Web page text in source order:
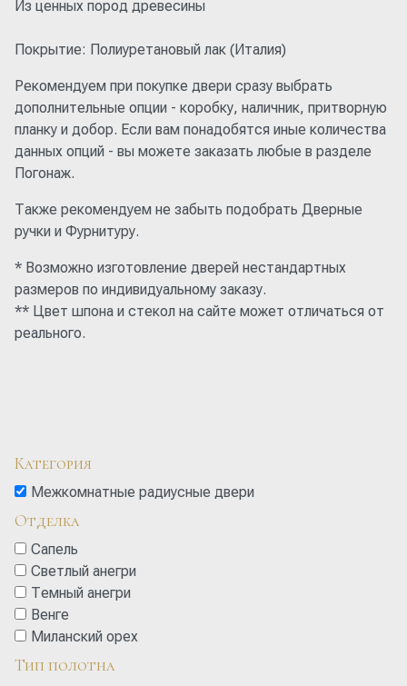
Из ценных пород древесины
Покрытие: Полиуретановый лак (Италия)
Рекомендуем при покупке двери сразу выбрать
дополнительные опции - коробку, наличник, притворную
планку и добор. Если вам понадобятся иные количества
данных опций - вы можете заказать любые в разделе
Погонаж.
Также рекомендуем не забыть подобрать Дверные
ручки и Фурнитуру.
* Возможно изготовление дверей нестандартных
размеров по индивидуальному заказу.
** Цвет шпона и стекол на сайте может отличаться от
реального.
Категория
Межкомнатные радиусные двери
Отделка
Сапель
Светлый анегри
Темный анегри
Венге
Миланский орех
Тип полотна